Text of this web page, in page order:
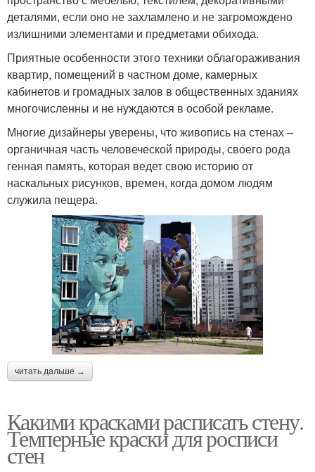
деталями, если оно не захламлено и не загромождено
излишними элементами и предметами обихода.
Приятные особенности этого техники облагораживания
квартир, помещений в частном доме, камерных
кабинетов и громадных залов в общественных зданиях
многочисленны и не нуждаются в особой рекламе.
Многие дизайнеры уверены, что живопись на стенах –
органичная часть человеческой природы, своего рода
генная память, которая ведет свою историю от
наскальных рисунков, времен, когда домом людям
служила пещера.
читать дальше →
Какими красками расписать стену.
Темперные краски для росписи
стен